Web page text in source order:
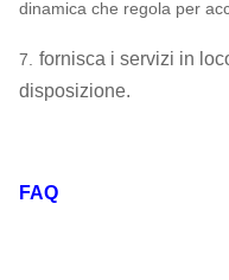
Sopportare
dinamica che regola per
7.
fornisca i servizi in
disposizione.
FAQ